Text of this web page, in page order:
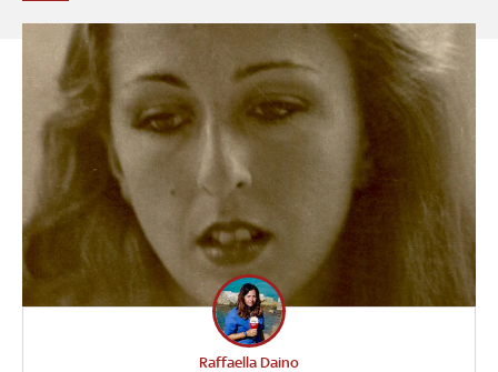
Raffaella Daino